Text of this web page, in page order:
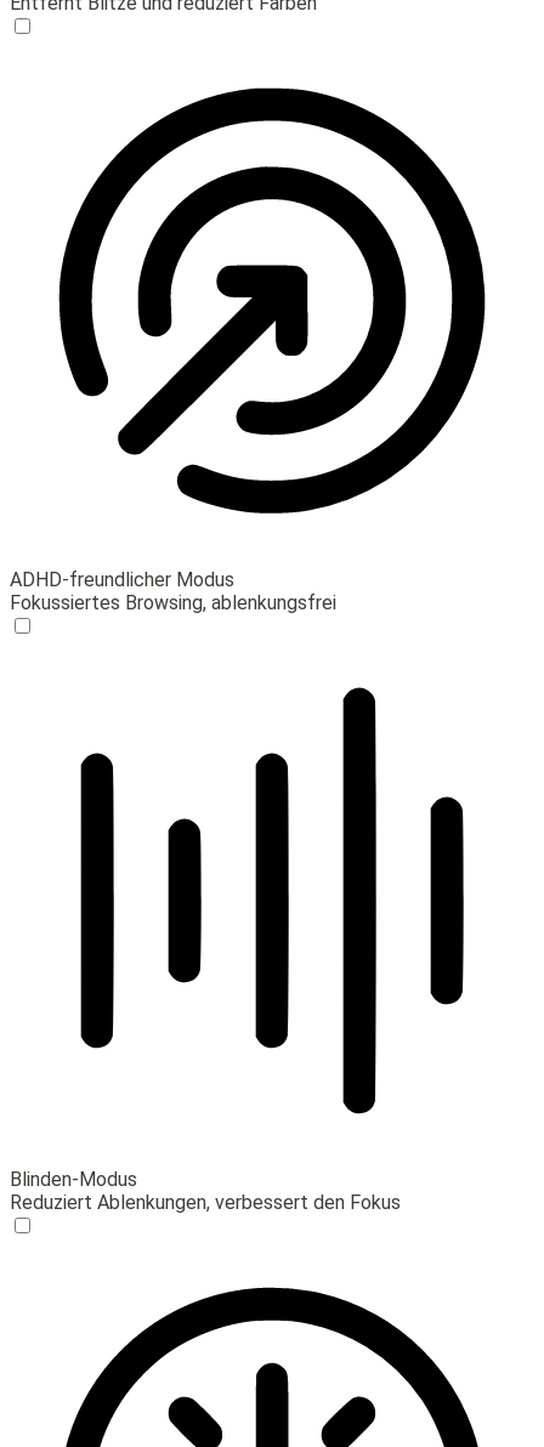
ADHD-freundlicher Modus
Fokussiertes Browsing, ablenkungsfrei
Blinden-Modus
Reduziert Ablenkungen, verbessert den Fokus